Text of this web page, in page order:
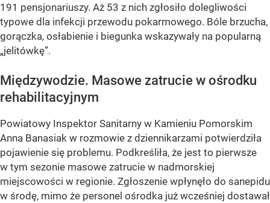
191 pensjonariuszy. Aż 53 z nich zgłosiło dolegliwości
typowe dla infekcji przewodu pokarmowego. Bóle brzucha,
gorączka, osłabienie i biegunka wskazywały na popularną
„jelitówkę”.
Międzywodzie. Masowe zatrucie w ośrodku
rehabilitacyjnym
Powiatowy Inspektor Sanitarny w Kamieniu Pomorskim
Anna Banasiak w rozmowie z dziennikarzami potwierdziła
pojawienie się problemu. Podkreśliła, że jest to pierwsze
w tym sezonie masowe zatrucie w nadmorskiej
miejscowości w regionie. Zgłoszenie wpłynęło do sanepidu
w środę, mimo że personel ośrodka już wcześniej dostawał